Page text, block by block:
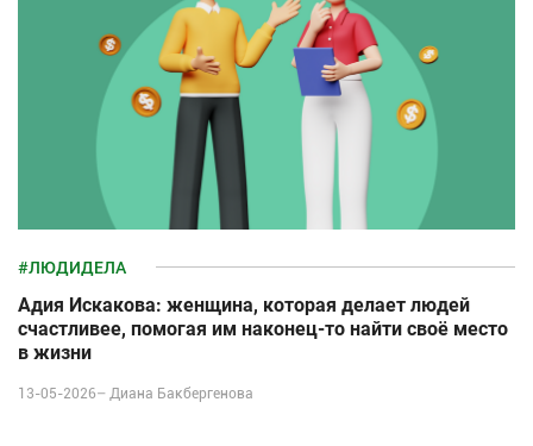
#ЛЮДИДЕЛА
Адия Искакова: женщина, которая делает людей
счастливее, помогая им наконец-то найти своё место
в жизни
13-05-2026– Диана Бакбергенова